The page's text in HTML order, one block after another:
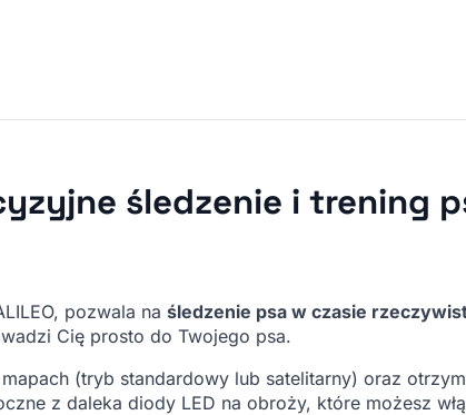
śledzenie i trening
pozwala na śledzenie psa w czasie
Cię prosto do Twojego psa.
(tryb standardowy lub satelitarny) oraz
z daleka diody LED na obroży, które możesz